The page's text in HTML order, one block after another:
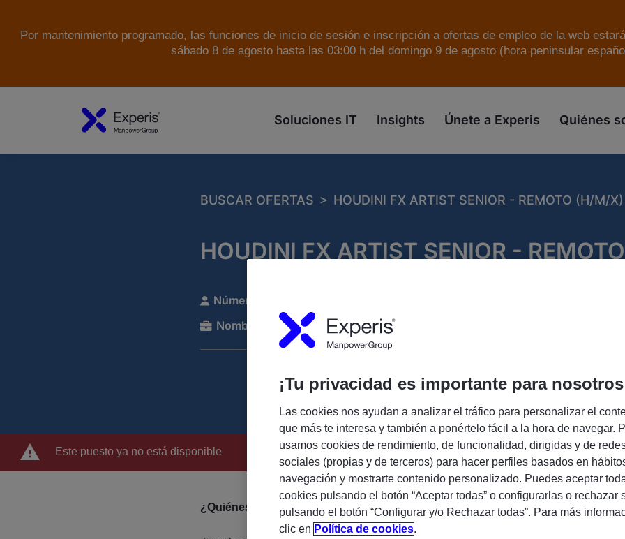
Por mantenimiento programado, las funciones de inicio de sesión e inscripción a ofertas de empleo de la web
sábado 8 de agosto hasta las 03:00 h del domingo 9 de agosto (hora peninsular
Soluciones IT Insights Únete a Experis Quiénes
BUSCAR OFERTAS > HOUDINI FX ARTIST SENIOR - REMOTO (H/M/X)
HOUDINI FX ARTIST SENIOR -
Número de referencia:
Nombre de la compañía:Experis
Este puesto ya no está disponible
¿Quiénes somos?
¡Tu privacidad es importante para
Las cookies nos ayudan a analizar el tráfico para personalizar el
que más te interesa y también a ponértelo fácil a la hora de navegar.
usamos cookies de rendimiento, de funcionalidad, dirigidas y de
sociales (propias y de terceros) para hacer perfiles basados en
navegación y mostrarte contenido personalizado. Puedes aceptar
cookies pulsando el botón “Aceptar todas” o configurarlas o rechazar
pulsando el botón “Configurar y/o Rechazar todas”. Para más
clic en Política de cookies.